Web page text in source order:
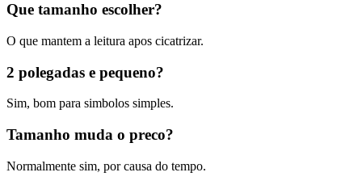
Que tamanho escolher?
O que mantem a leitura apos cicatrizar.
2 polegadas e pequeno?
Sim, bom para simbolos simples.
Tamanho muda o preco?
Normalmente sim, por causa do tempo.